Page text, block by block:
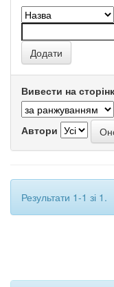
Вивести на
Автори
Результати 1-1 зі 1.